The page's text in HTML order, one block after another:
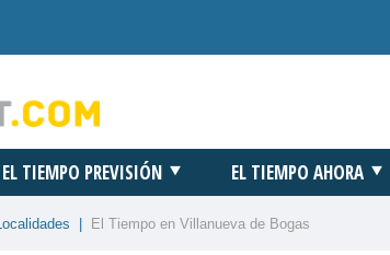
EL TIEMPO PREVISIÓN EL TIEMPO AHORA
El Tiempo en Villanueva de Bogas